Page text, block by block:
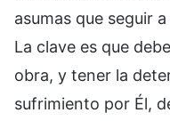
asumas que seguir
La clave es que
obra, y tener la
sufrimiento por Él,